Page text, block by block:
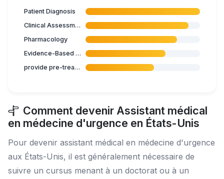
Patient Diagnosis
Clinical Assessment
Pharmacology
Evidence-Based Medicine
provide pre-treatment information
Comment devenir Assistant médical
en médecine d'urgence en États-Unis
Pour devenir assistant médical en médecine d'urgence
aux États-Unis, il est généralement nécessaire de
suivre un cursus menant à un doctorat ou à un